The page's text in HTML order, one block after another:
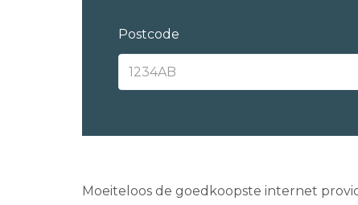
Postcode
Moeiteloos de goedkoopste internet